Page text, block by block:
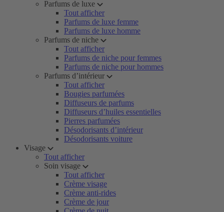
Parfums de luxe
Tout afficher
Parfums de luxe femme
Parfums de luxe homme
Parfums de niche
Tout afficher
Parfums de niche pour femmes
Parfums de niche pour hommes
Parfums d’intérieur
Tout afficher
Bougies parfumées
Diffuseurs de parfums
Diffuseurs d’huiles essentielles
Pierres parfumées
Désodorisants d’intérieur
Désodorisants voiture
Visage
Tout afficher
Soin visage
Tout afficher
Crème visage
Crème anti-rides
Crème de jour